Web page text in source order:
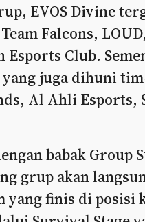
EVOS Divine
Falcons,
Club.
juga dihuni
Al Ahli Esports,
babak Group
grup akan
yang finis di posisi